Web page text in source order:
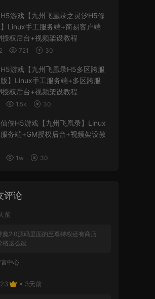
游戏【九州飞凰录之灵汐H5修
Linux手工服务端+简易客户端
授权后台+视频架设教程
721 30
游戏【九州飞凰录H5多区跨服
】Linux手工服务端+多区跨服
授权后台+视频架设教程
1.5k 30
侠H5游戏【九州飞凰录】Linux
务端+GM授权后台+视频架设教
1w 30
评论
前
魔2.0源码里面的至尊特权还有商店
格这么改
言中心
• 3天前